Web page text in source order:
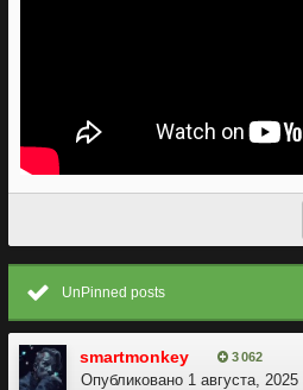
UnPinned posts
smartmonkey 3 062
Опубликовано 1 августа, 2025